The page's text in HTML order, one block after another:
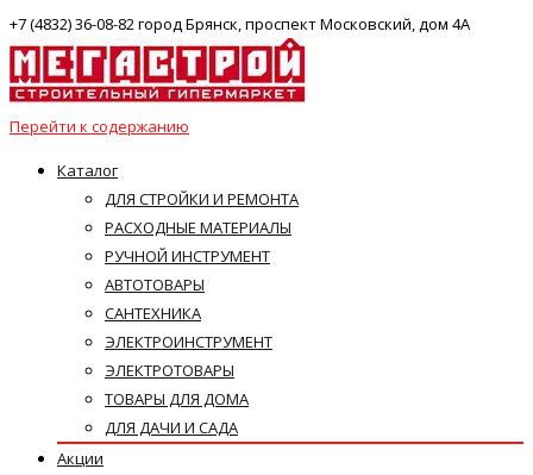
+7 (4832) 36-08-82 город Брянск, проспект Московский, дом 4А
Перейти к содержанию
Каталог
ДЛЯ СТРОЙКИ И РЕМОНТА
РАСХОДНЫЕ МАТЕРИАЛЫ
РУЧНОЙ ИНСТРУМЕНТ
АВТОТОВАРЫ
САНТЕХНИКА
ЭЛЕКТРОИНСТРУМЕНТ
ЭЛЕКТРОТОВАРЫ
ТОВАРЫ ДЛЯ ДОМА
ДЛЯ ДАЧИ И САДА
Акции